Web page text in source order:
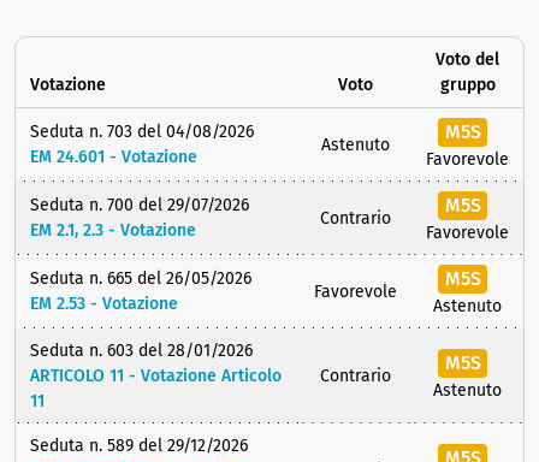
Votazione Voto
Voto del
gruppo
Seduta n. 703 del 04/08/2026
EM 24.601 - Votazione
Astenuto
M5S
Favorevole
Seduta n. 700 del 29/07/2026
EM 2.1, 2.3 - Votazione
Contrario
M5S
Favorevole
Seduta n. 665 del 26/05/2026
EM 2.53 - Votazione
Favorevole
M5S
Astenuto
Seduta n. 603 del 28/01/2026
ARTICOLO 11 - Votazione Articolo
11
Contrario
M5S
Astenuto
Seduta n. 589 del 29/12/2026